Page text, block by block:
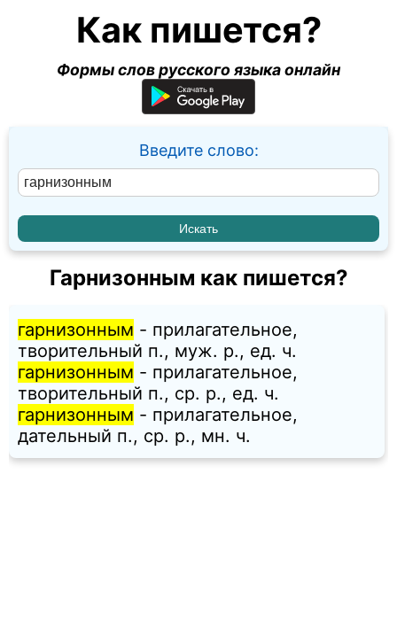
Как пишется?
Формы слов русского языка онлайн
Введите слово:
Гарнизонным как пишется?
гарнизонным - прилагательное,
творительный п., муж. p., ед. ч.
гарнизонным - прилагательное,
творительный п., ср. p., ед. ч.
гарнизонным - прилагательное,
дательный п., ср. p., мн. ч.